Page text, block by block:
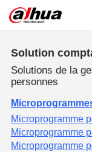
Solution
Solutions de la
personnes
Microprogramme
Microprogramme
Microprogramme